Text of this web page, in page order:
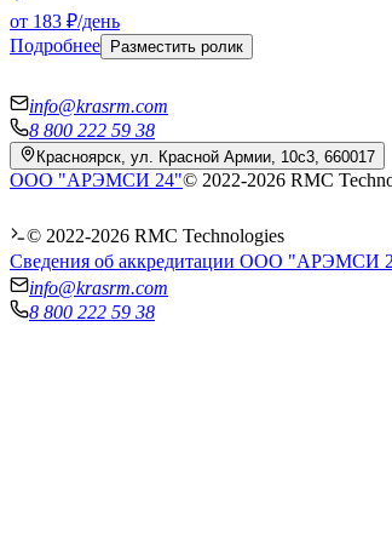
от 183 ₽/день
Подробнее Разместить ролик
info@krasrm.com
8 800 222 59 38
Красноярск, ул. Красной Армии, 10с3, 660017
ООО "АРЭМСИ 24"© 2022-2026 RMC
© 2022-2026 RMC Technologies
Сведения об аккредитации ООО "АРЭМСИ
info@krasrm.com
8 800 222 59 38